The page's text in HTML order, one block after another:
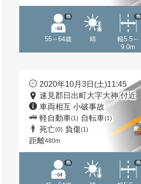
55～64歳
他
晴
幅5.5～
9.0m
他
2020年10月3日(土)11:45
速見郡日出町大字大神 付近
車両相互 小破事故
軽自動車(1) 自転車(1)
死亡(0) 負傷(1)
距離480m
他 他